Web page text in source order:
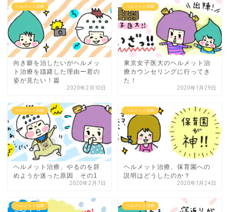
ヘルメット治療
向き癖を治したいがヘルメッ
ト治療を躊躇した理由ー君の
姿が見たい！篇
2020年2月10日
ヘルメット治療
東京女子医大のヘルメット治
療カウンセリングに行ってき
た！
2020年1月29日
ヘルメット治療
ヘルメット治療、やるのを辞
めようか迷った原因 その1
2020年2月7日
ヘルメット治療
ヘルメット治療、保育園への
説明はどうしたのか？
2020年1月24日
ヘルメット治療 ヘルメット治療